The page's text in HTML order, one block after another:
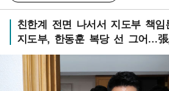
친한계 전면 나서서 지도부 책
지도부, 한동훈 복당 선 그어…